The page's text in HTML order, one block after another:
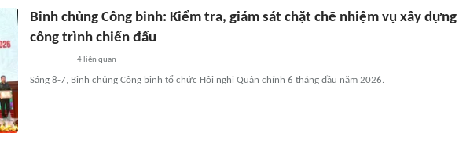
Binh chủng Công binh: Kiểm tra, giám sát chặt chẽ nhiệm vụ xây dựng
công trình chiến đấu
4 liên quan
Sáng 8-7, Binh chủng Công binh tổ chức Hội nghị Quân chính 6 tháng đầu năm 2026.